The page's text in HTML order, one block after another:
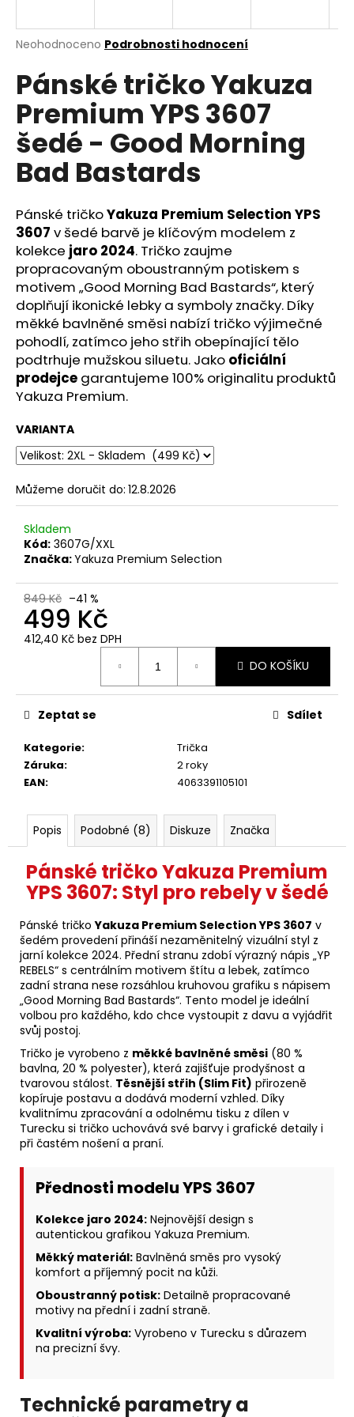
Průměrné
produktu
je
0,0
5
hvězdiček.
Neohodnoceno Podrobnosti hodnocení
Pánské tričko Yakuza
Premium YPS 3607
šedé - Good Morning
Bad Bastards
Pánské tričkoYakuza Premium Selection YPS
3607 v šedé barvě je klíčovým modelem z
kolekce jaro 2024. Tričko zaujme
propracovaným oboustranným potiskem s
motivem „Good Morning Bad Bastards“, který
doplňují ikonické lebky a symboly značky. Díky
měkké bavlněné směsi nabízí tričko výjimečné
pohodlí, zatímco jeho střih obepínající tělo
podtrhuje mužskou siluetu. Jako oficiální
prodejce garantujeme 100% originalitu produktů
Yakuza Premium.
VARIANTA
Můžeme doručit do: 12.8.2026
Skladem
Kód: 3607G/XXL
Značka:Yakuza Premium Selection
849 Kč –41 %
499 Kč
412,40 Kč bez DPH
DO KOŠÍKU
Kategorie:
Trička
Záruka:
2 roky
EAN: 4063391105101
Zeptat se Sdílet
Popis Podobné (8) Diskuze Značka
Pánské tričko Yakuza Premium
YPS 3607: Styl pro rebely v šedé
Pánské tričkoYakuza Premium Selection YPS 3607 v
šedém provedení přináší nezaměnitelný vizuální styl z
jarní kolekce 2024. Přední stranu zdobí výrazný nápis „YP
REBELS“ s centrálním motivem štítu a lebek, zatímco
zadní strana nese rozsáhlou kruhovou grafiku s nápisem
„Good Morning Bad Bastards“. Tento model je ideální
volbou pro každého, kdo chce vystoupit z davu a vyjádřit
svůj postoj.
Tričko je vyrobeno z měkké bavlněné směsi (80 %
bavlna, 20 % polyester), která zajišťuje prodyšnost a
tvarovou stálost. Těsnější střih (Slim Fit) přirozeně
kopíruje postavu a dodává moderní vzhled. Díky
kvalitnímu zpracování a odolnému tisku z dílen v
Turecku si tričko uchovává své barvy i grafické detaily i
při častém nošení a praní.
Přednosti modelu YPS 3607
Kolekce jaro 2024: Nejnovější design s
autentickou grafikou Yakuza Premium.
Měkký materiál: Bavlněná směs pro vysoký
komfort a příjemný pocit na kůži.
Oboustranný potisk: Detailně propracované
motivy na přední i zadní straně.
Kvalitní výroba: Vyrobeno v Turecku s důrazem
na precizní švy.
Technické parametry a
j
t
?
HLEDAT
D
o
p
o
r
u
č
u
j
m
e
CARGO
KRAŤASY
PREMIUM
3228
OLIVOVĚ
499
Kč
Původně: